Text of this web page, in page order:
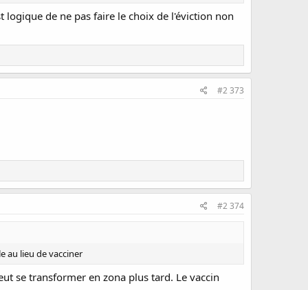
de ne pas faire le choix de l'éviction non
#2 373
#2 374
au lieu de vacciner
se transformer en zona plus tard. Le vaccin